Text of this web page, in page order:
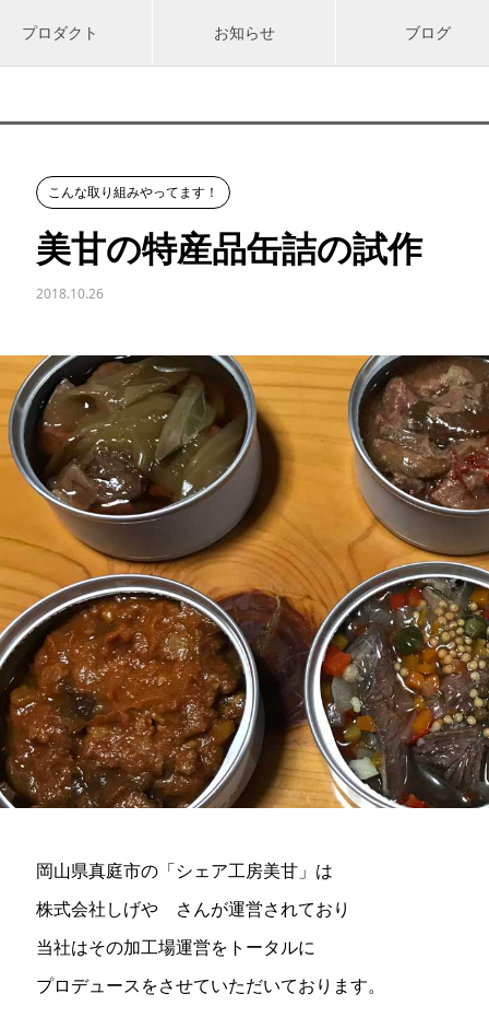
プロダクト お知らせ ブログ
こんな取り組みやってます！
美甘の特産品缶詰の試作
2018.10.26
岡山県真庭市の「シェア工房美甘」は
株式会社しげや さんが運営されており
当社はその加工場運営をトータルに
プロデュースをさせていただいております。